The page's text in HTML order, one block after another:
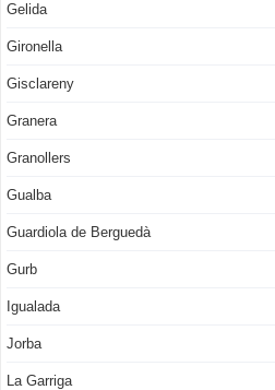
Gelida
Gironella
Gisclareny
Granera
Granollers
Gualba
Guardiola de Berguedà
Gurb
Igualada
Jorba
La Garriga